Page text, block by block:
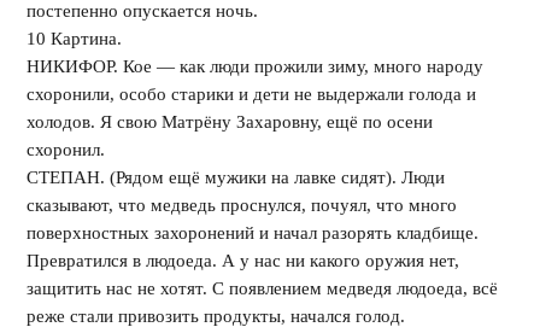
постепенно опускается ночь.
10 Картина.
НИКИФОР. Кое — как люди прожили зиму, много народу
схоронили, особо старики и дети не выдержали голода и
холодов. Я свою Матрёну Захаровну, ещё по осени
схоронил.
СТЕПАН. (Рядом ещё мужики на лавке сидят). Люди
сказывают, что медведь проснулся, почуял, что много
поверхностных захоронений и начал разорять кладбище.
Превратился в людоеда. А у нас ни какого оружия нет,
защитить нас не хотят. С появлением медведя людоеда, всё
реже стали привозить продукты, начался голод.